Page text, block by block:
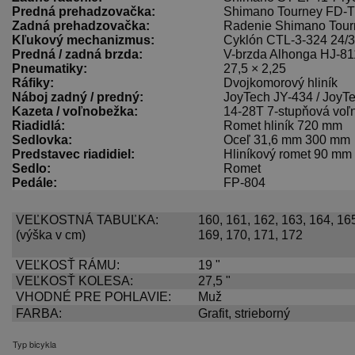
Predná prehadzovačka:
Shimano Tourney FD-
Zadná prehadzovačka:
Radenie Shimano
Kľukový mechanizmus:
Cyklón CTL-3-324 24/
Predná / zadná brzda:
V-brzda Alhonga HJ-
Pneumatiky:
27,5 × 2,25
Ráfiky:
Dvojkomorový hliník
Náboj zadný / predný:
JoyTech JY-434 /
Kazeta / voľnobežka:
14-28T 7-stupňová
Riadidlá:
Romet hliník 720 mm
Sedlovka:
Oceľ 31,6 mm 300 mm
Predstavec riadidiel:
Hliníkový romet 90 mm
Sedlo:
Romet
Pedále:
FP-804
VEĽKOSTNÁ TABUĽKA:
(výška v cm)
160, 161, 162, 163, 164,
169, 170, 171, 172
VEĽKOSŤ RÁMU:
19 "
VEĽKOSŤ KOLESA:
27,5 "
VHODNÉ PRE POHLAVIE:
Muž
FARBA:
Grafit, strieborný
Typ bicykla